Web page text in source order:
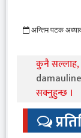
अन्तिम पटक
कुनै सल्लाह,
सक्नुहुन्छ ।